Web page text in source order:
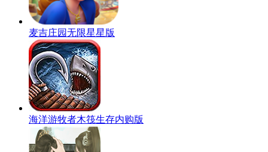
麦吉庄园无限星星版
海洋游牧者木筏生存内购版